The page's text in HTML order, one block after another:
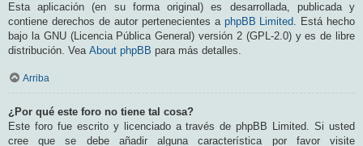
Esta aplicación (en su forma original) es desarrollada, publicada y
contiene derechos de autor pertenecientes a phpBB Limited. Está hecho
bajo la GNU (Licencia Pública General) versión 2 (GPL-2.0) y es de libre
distribución. Vea About phpBB para más detalles.
Arriba
¿Por qué este foro no tiene tal cosa?
Este foro fue escrito y licenciado a través de phpBB Limited. Si usted
cree que se debe añadir alguna característica por favor visite